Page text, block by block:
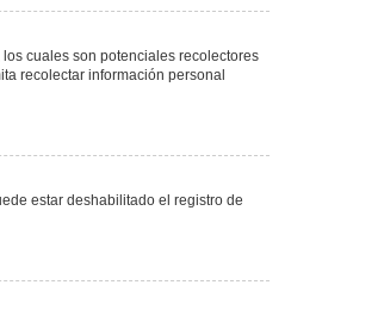
cuales son potenciales recolectores
recolectar información personal
estar deshabilitado el registro de